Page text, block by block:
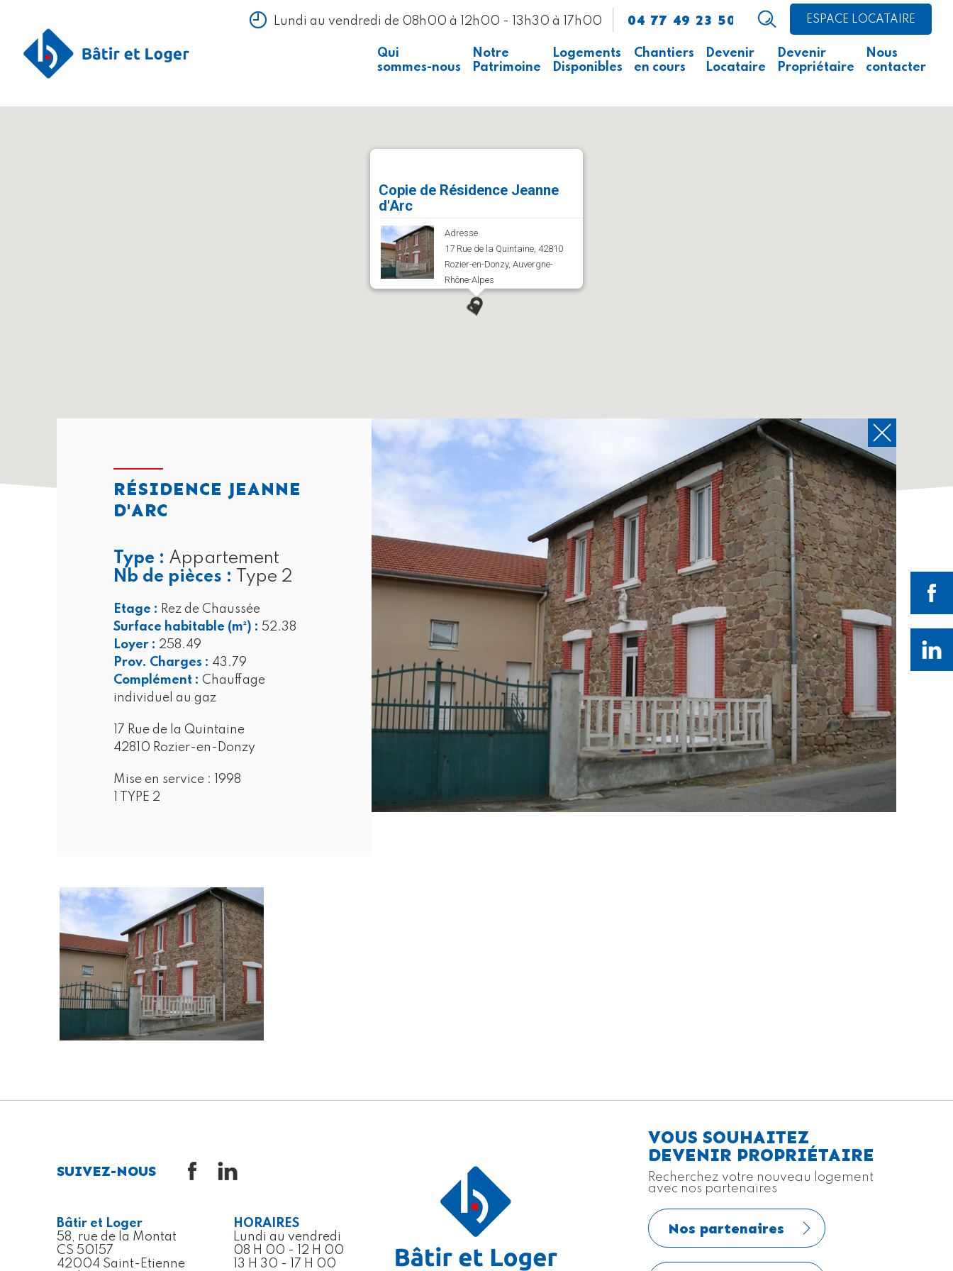
Lundi au vendredi de 08h00 à 12h00 - 13h30 à 17h00 04 77 49 23 50
Qui
sommes-nous
Notre
Patrimoine
Logements
Disponibles
Chantiers
en cours
concurrence
Devenir
Locataire
Devenir
Propriétaire
Nous
contacter
ESPACE LOCATAIRE
Copie de Résidence Jeanne
d'Arc
Adresse
17 Rue de la Quintaine, 42810
Rozier-en-Donzy, Auvergne-
Rhône-Alpes
RÉSIDENCE JEANNE
D'ARC
Type : Appartement
Nb de pièces : Type 2
Etage : Rez de Chaussée
Surface habitable (m²) : 52.38
Loyer : 258.49
Prov. Charges : 43.79
Complément : Chauffage
individuel au gaz
17 Rue de la Quintaine
42810 Rozier-en-Donzy
Mise en service :
1998
1 TYPE 2
SUIVEZ-NOUS
Bâtir et Loger
58, rue de la Montat
CS 50157
42004 Saint-Etienne
HORAIRES
Lundi au vendredi
08 H 00 - 12 H 00
13 H 30 - 17 H 00
VOUS SOUHAITEZ
DEVENIR PROPRIÉTAIRE
Recherchez votre nouveau logement
avec nos partenaires
Nos partenaires